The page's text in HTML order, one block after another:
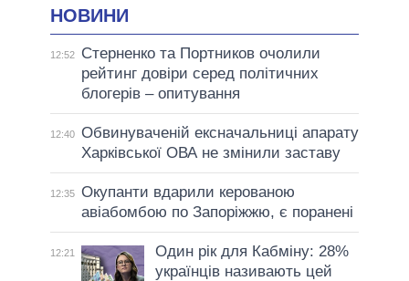
НОВИНИ
12:52
Стерненко та Портников очолили
рейтинг довіри серед політичних
блогерів – опитування
12:40 Обвинуваченій ексначальниці апарату
Харківської ОВА не змінили заставу
12:35 Окупанти вдарили керованою
авіабомбою по Запоріжжю, є поранені
12:21
Один рік для Кабміну: 28%
українців називають цей